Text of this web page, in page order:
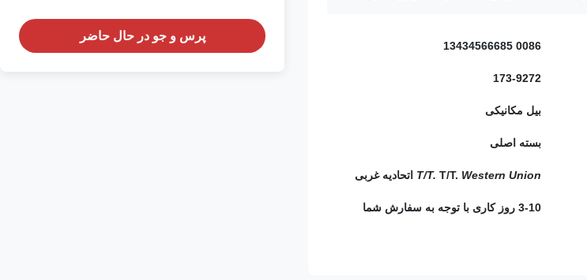
0086 13434566685
173-9272
بیل مکانیکی
بسته اصلی
T/T. T/T. Western Union اتحادیه غربی
3-10 روز کاری با توجه به سفارش شما
پرس و جو در حال حاضر